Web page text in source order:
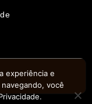
experiência e
você